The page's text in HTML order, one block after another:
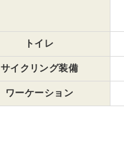
トイレ
サイクリング装備
ワーケーション